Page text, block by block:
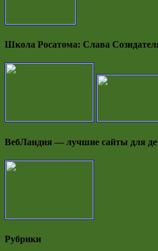
Школа Росатома: Слава
ВебЛандия — лучшие сайты для
Рубрики